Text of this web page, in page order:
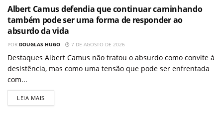
Albert Camus defendia que continuar caminhando
também pode ser uma forma de responder ao
absurdo da vida
POR DOUGLAS HUGO 7 DE AGOSTO DE 2026
Destaques Albert Camus não tratou o absurdo como convite à
desistência, mas como uma tensão que pode ser enfrentada
com...
LEIA MAIS